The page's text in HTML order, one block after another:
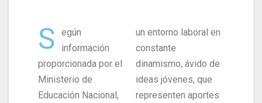
S
egún
información
proporcionada por el
Ministerio de
Educación Nacional,
un entorno laboral en
constante
dinamismo, ávido de
ideas jóvenes, que
representen aportes